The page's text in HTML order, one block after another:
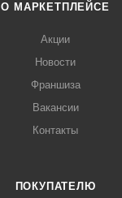
О МАРКЕТПЛЕЙСЕ
Акции
Новости
Франшиза
Вакансии
Контакты
ПОКУПАТЕЛЮ